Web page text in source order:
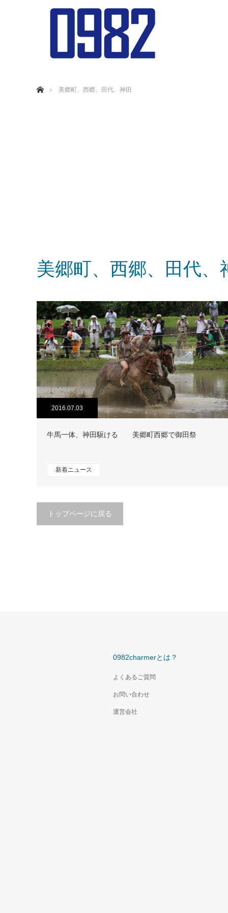
美郷町、西郷、田代、神田
美郷町、西郷、田代、
2016.07.03
牛馬一体、神田駆ける 美郷町西郷で御田祭
新着ニュース
トップページに戻る
0982charmerとは？
よくあるご質問
お問い合わせ
運営会社